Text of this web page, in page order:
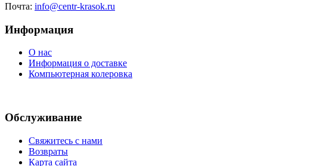
Почта: info@centr-krasok.ru
Информация
О нас
Информация о доставке
Компьютерная колеровка
Обслуживание
Свяжитесь с нами
Возвраты
Карта сайта